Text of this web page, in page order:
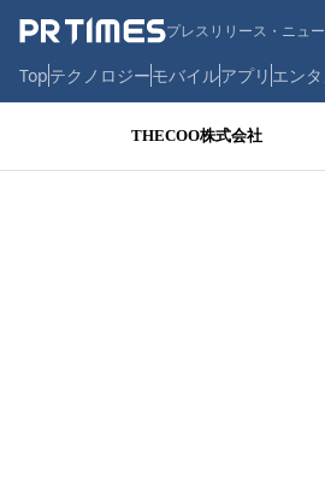
プレスリリース・ニュ
Topテクノロジーモバイルアプリ エンタ
THECOO株式会社